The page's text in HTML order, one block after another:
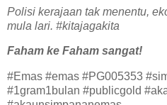
Polisi kerajaan tak menentu,
mula lari. #kitajagakita
Faham ke Faham sangat!
#Emas #emas #PG005353
#1gram1bulan #publicgold